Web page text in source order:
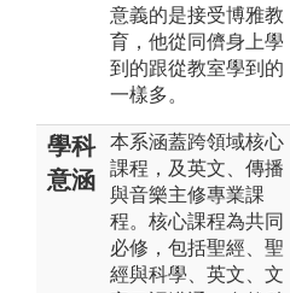
意義的是接受博雅教
育，他從同儕身上學
到的跟從教室學到的
一樣多。
學科
意涵
本系涵蓋跨領域核心
課程，及英文、傳播
與音樂主修專業課
程。核心課程為共同
必修，包括聖經、聖
經與科學、英文、文